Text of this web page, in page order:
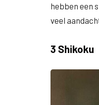
hebben een
veel
3 Shikoku